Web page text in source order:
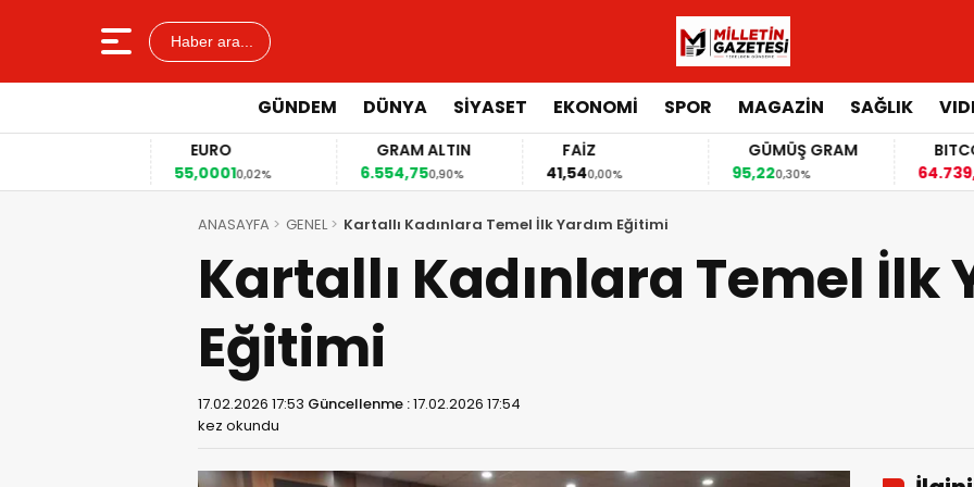
Haber ara...
GÜNDEM DÜNYA SİYASET EKONOMİ SPOR MAGAZİN SAĞLIK
0,02%
GRAM ALTIN
6.554,750,90% 0,00%
GÜMÜŞ GRAM
0,30%
BITCOIN
64.739,00-
ANASAYFA GENEL Kartallı Kadınlara Temel İlk Yardım Eğitimi
Kartallı Kadınlara Temel İlk
Eğitimi
17.02.2026 17:53 Güncellenme :17.02.2026 17:54
kez okundu